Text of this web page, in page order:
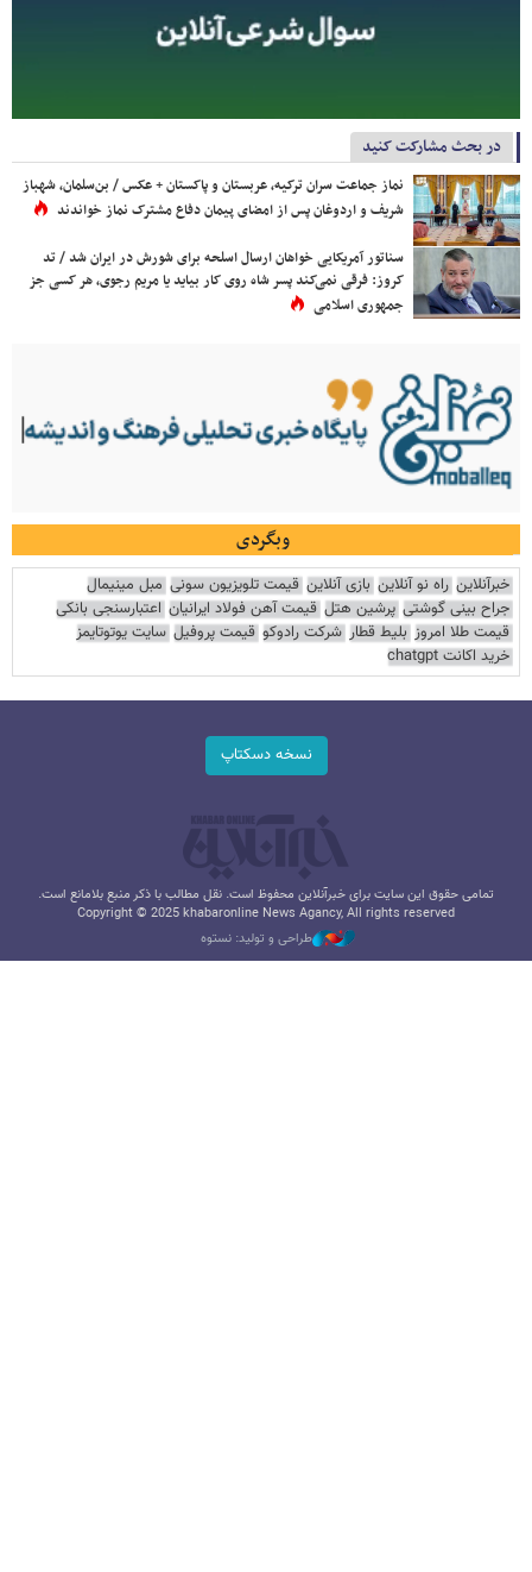
در بحث مشارکت کنید
نماز جماعت سران ترکیه، عربستان و پاکستان + عکس / بن‌سلمان، شهباز
شریف و اردوغان پس از امضای پیمان دفاع مشترک نماز خواندند
سناتور آمریکایی خواهان ارسال اسلحه برای شورش در ایران شد / تد
کروز: فرقی نمی‌کند پسر شاه روی کار بیاید یا مریم رجوی، هر کسی جز
جمهوری اسلامی
وبگردی
خبرآنلاین راه نو آنلاین بازی آنلاین قیمت تلویزیون سونی مبل مینیمال
جراح بینی گوشتی پرشین هتل قیمت آهن فولاد ایرانیان اعتبارسنجی بانکی
قیمت طلا امروز بلیط قطار شرکت رادوکو قیمت پروفیل سایت یوتوتایمز
خرید اکانت chatgpt
نسخه دسکتاپ
تمامی حقوق این سایت برای خبرآنلاین محفوظ است. نقل مطالب با ذکر منبع بلامانع است.
Copyright © 2025 khabaronline News Agancy, All rights reserved
طراحی و تولید: نستوه